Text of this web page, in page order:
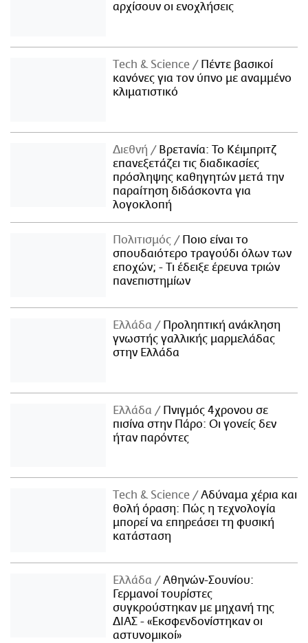
αρχίσουν οι ενοχλήσεις
Τech & Science
Πέντε βασικοί
κανόνες για τον ύπνο με αναμμένο
κλιματιστικό
Διεθνή
Βρετανία: Το Κέιμπριτζ
επανεξετάζει τις διαδικασίες
πρόσληψης καθηγητών μετά την
παραίτηση διδάσκοντα για
λογοκλοπή
Πολιτισμός
Ποιο είναι το
σπουδαιότερο τραγούδι όλων των
εποχών; - Τι έδειξε έρευνα τριών
πανεπιστημίων
Ελλάδα
Προληπτική ανάκληση
γνωστής γαλλικής μαρμελάδας
στην Ελλάδα
Ελλάδα
Πνιγμός 4χρονου σε
πισίνα στην Πάρο: Οι γονείς δεν
ήταν παρόντες
Τech & Science
Αδύναμα χέρια και
θολή όραση: Πώς η τεχνολογία
μπορεί να επηρεάσει τη φυσική
κατάσταση
Ελλάδα
Αθηνών-Σουνίου:
Γερμανοί τουρίστες
συγκρούστηκαν με μηχανή της
ΔΙΑΣ - «Εκσφενδονίστηκαν οι
αστυνομικοί»